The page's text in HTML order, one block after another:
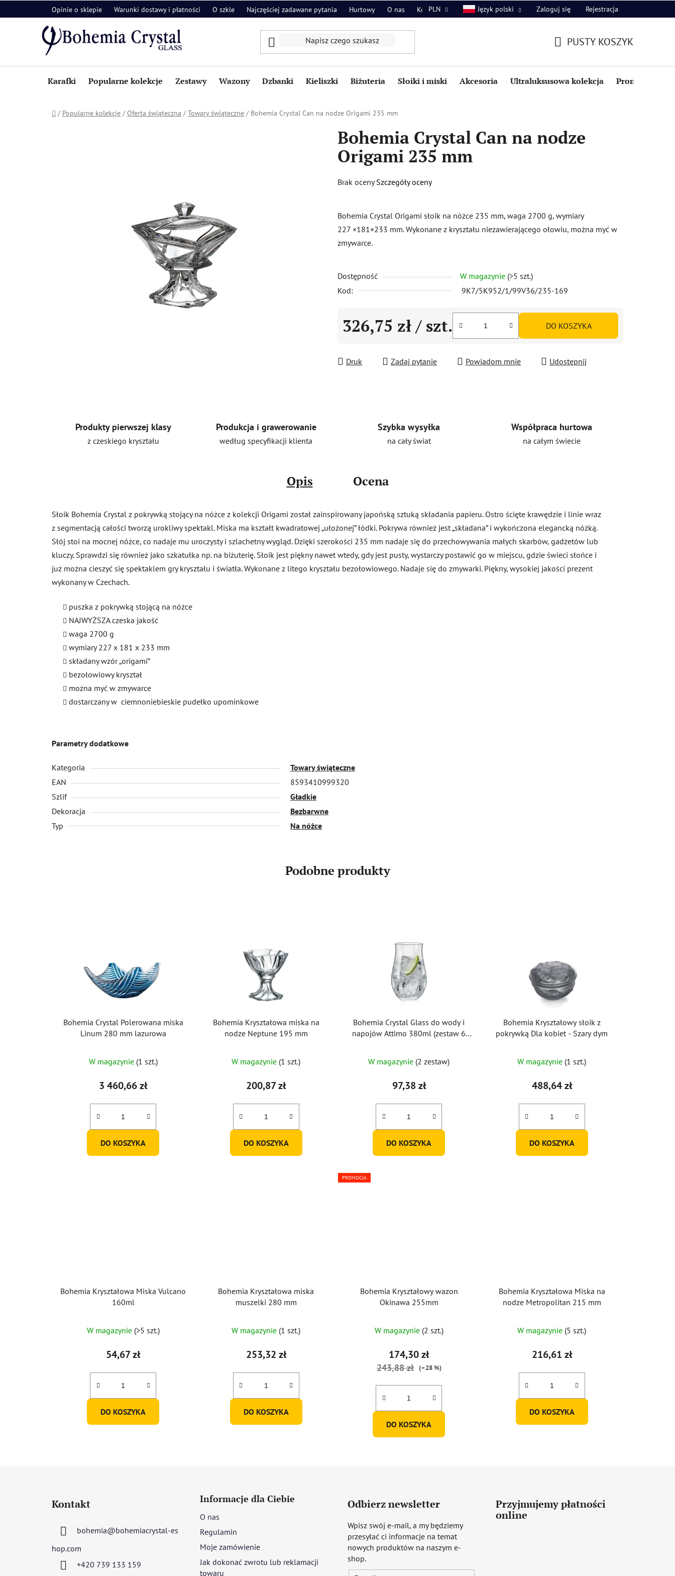
do
Opinie o sklepie Warunki dostawy i płatności O szkle Najczęściej zadawane pytania Hurtowy O nas Kontakt
PLN Język polski Zaloguj się Rejestracja
PUSTY KOSZYK
Karafki Popularne kolekcje Zestawy Wazony Dzbanki Kieliszki Biżuteria Słoiki i miski Akcesoria Ultraluksusowa kolekcja Promocje i
Home
/ Popularne kolekcje / Oferta świąteczna / Towary świąteczne / Bohemia Crystal Can na nodze Origami 235 mm
Bohemia Crystal Can na nodze
Origami 235 mm
Średnia
wynosi
0,0
na
gwiazdek.
Brak oceny Szczegóły oceny
Bohemia Crystal Origami słoik na nóżce 235 mm, waga 2700 g, wymiary
227 ×181×233 mm. Wykonane z kryształu niezawierającego ołowiu, można myć w
zmywarce.
Dostępność W magazynie (>5 szt.)
Kod:
9K7/5K952/1/99V36/235-169
326,75 zł / szt. DO KOSZYKA
Druk Zadaj pytanie Powiadom mnie Udostępnij
Produkty pierwszej klasy
z czeskiego kryształu
Produkcja i grawerowanie
według specyfikacji klienta
Szybka wysyłka
na cały świat
Współpraca hurtowa
na całym świecie
Opis Ocena
Słoik Bohemia Crystal z pokrywką stojący na nóżce z kolekcji Origami został zainspirowany japońską sztuką składania papieru. Ostro ścięte krawędzie i linie wraz
z segmentacją całości tworzą urokliwy spektakl. Miska ma kształt kwadratowej „ułożonej” łódki. Pokrywa również jest „składana” i wykończona elegancką nóżką.
Słój stoi na mocnej nóżce, co nadaje mu uroczysty i szlachetny wygląd. Dzięki szerokości 235 mm nadaje się do przechowywania małych skarbów, gadżetów lub
kluczy. Sprawdzi się również jako szkatułka np. na biżuterię. Słoik jest piękny nawet wtedy, gdy jest pusty, wystarczy postawić go w miejscu, gdzie świeci słońce i
już można cieszyć się spektaklem gry kryształu i światła. Wykonane z litego kryształu bezołowiowego. Nadaje się do zmywarki. Piękny, wysokiej jakości prezent
wykonany w Czechach.
puszka z pokrywką stojącą na nóżce
NAJWYŻSZA czeska jakość
waga 2700 g
wymiary 227 x 181 x 233 mm
składany wzór „origami”
bezołowiowy kryształ
można myć w zmywarce
dostarczany w ciemnoniebieskie pudełko upominkowe
Parametry dodatkowe
Kategoria
Towary świąteczne
EAN
8593410999320
Szlif
Gładkie
Dekoracja
Bezbarwne
Typ
Na nóżce
Podobne produkty
Bohemia Crystal Polerowana miska
Linum 280 mm lazurowa
W magazynie (1 szt.)
3 460,66 zł
DO KOSZYKA
Bohemia Kryształowa miska na
nodze Neptune 195 mm
W magazynie (1 szt.)
200,87 zł
DO KOSZYKA
Bohemia Crystal Glass do wody i
napojów Attimo 380ml (zestaw 6
W magazynie (2 zestaw)
97,38 zł
DO KOSZYKA
Bohemia Kryształowy słoik z
pokrywką Dla kobiet - Szary dym
W magazynie (1 szt.)
488,64 zł
DO KOSZYKA
Bohemia Kryształowa Miska Vulcano
160ml
W magazynie (>5 szt.)
54,67 zł
DO KOSZYKA
Bohemia Kryształowa miska
muszelki 280 mm
W magazynie (1 szt.)
253,32 zł
DO KOSZYKA
PROMOCJA
Bohemia Kryształowy wazon
Okinawa 255mm
W magazynie (2 szt.)
174,30 zł
243,88 zł (–28 %)
DO KOSZYKA
Bohemia Kryształowa Miska na
nodze Metropolitan 215 mm
W magazynie (5 szt.)
216,61 zł
DO KOSZYKA
Kontakt
bohemia@bohemiacrystal-es
hop.com
+420 739 133 159
Informacje dla Ciebie
O nas
Regulamin
Moje zamówienie
Jak dokonać zwrotu lub reklamacji
towaru
Odbierz newsletter
Wpisz swój e-mail, a my będziemy
przesyłać ci informacje na temat
nowych produktów na naszym e-
shop.
Przyjmujemy płatności
online